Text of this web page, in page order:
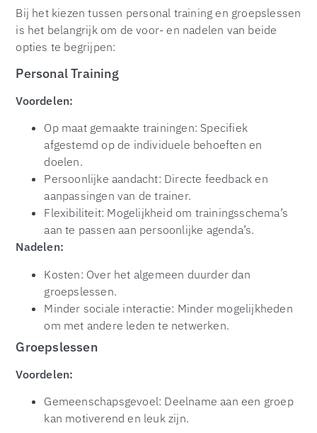
Bij het kiezen tussen personal training en groepslessen
is het belangrijk om de voor- en nadelen van beide
opties te begrijpen:
Personal Training
Voordelen:
Op maat gemaakte trainingen: Specifiek
afgestemd op de individuele behoeften en
doelen.
Persoonlijke aandacht: Directe feedback en
aanpassingen van de trainer.
Flexibiliteit: Mogelijkheid om trainingsschema’s
aan te passen aan persoonlijke agenda’s.
Nadelen:
Kosten: Over het algemeen duurder dan
groepslessen.
Minder sociale interactie: Minder mogelijkheden
om met andere leden te netwerken.
Groepslessen
Voordelen:
Gemeenschapsgevoel: Deelname aan een groep
kan motiverend en leuk zijn.